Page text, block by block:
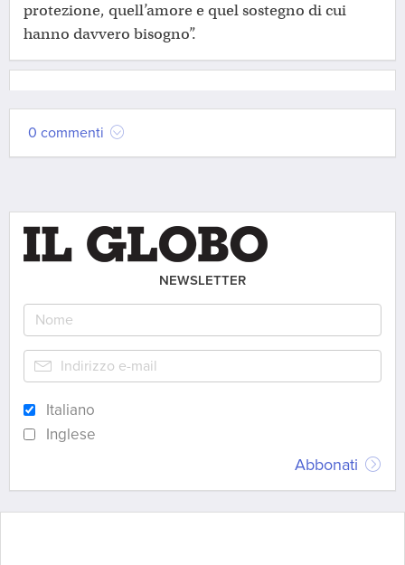
protezione, quell’amore e quel sostegno di cui
hanno davvero bisogno”.
0 commenti
NEWSLETTER
Italiano
Inglese
Abbonati